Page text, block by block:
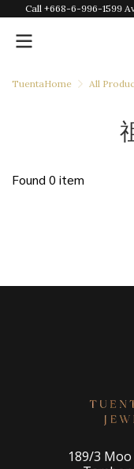
Call +668-6-996-1599
TuentaHome All
Found 0 item
189/3